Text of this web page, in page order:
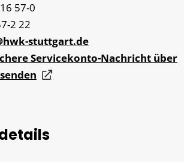
57-0
2 22
stuttgart.de
Servicekonto-Nachricht über